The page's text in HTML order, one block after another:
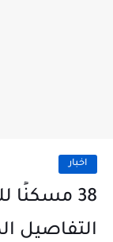
اخبار
38
التفاصيل